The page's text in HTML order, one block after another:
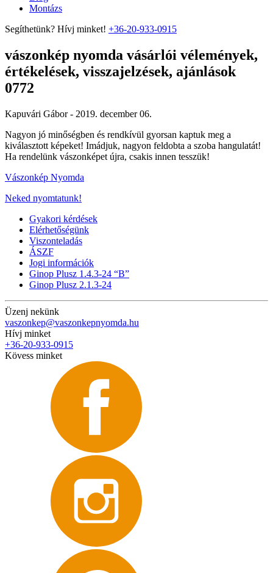
Montázs
Segíthetünk? Hívj minket! +36-20-933-0915
vászonkép nyomda vásárlói vélemények,
értékelések, visszajelzések, ajánlások
0772
Kapuvári Gábor - 2019. december 06.
Nagyon jó minőségben és rendkívül gyorsan kaptuk meg a
kiválasztott képeket! Imádjuk, nagyon feldobta a szoba hangulatát!
Ha rendelünk vászonképet újra, csakis innen tesszük!
Vászonkép Nyomda
Neked nyomtatunk!
Gyakori kérdések
Elérhetőségünk
Viszonteladás
ÁSZF
Jogi információk
Ginop Plusz 1.4.3-24 “B”
Ginop Plusz 2.1.3-24
Üzenj nekünk
vaszonkep@vaszonkepnyomda.hu
Hívj minket
+36-20-933-0915
Kövess minket